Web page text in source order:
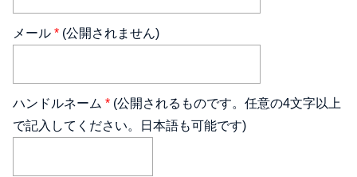
メール * (公開されません)
ハンドルネーム * (公開されるものです。任意の4文字以上
で記入してください。日本語も可能です)